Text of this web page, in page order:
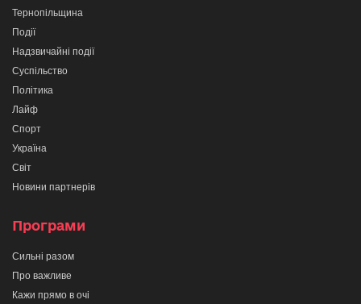
Тернопільщина
Події
Надзвичайні події
Суспільство
Політика
Лайф
Спорт
Україна
Світ
Новини партнерів
Програми
Сильні разом
Про важливе
Кажи прямо в очі